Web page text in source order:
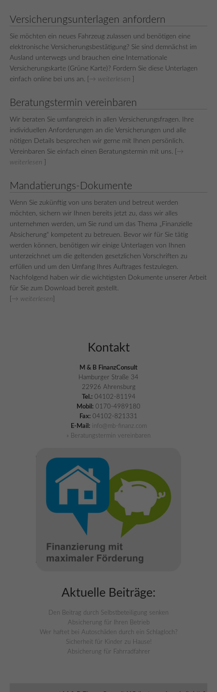
Versicherungsunterlagen anfordern
Sie möchten ein neues Fahrzeug zulassen und benötigen eine
elektronische Versicherungsbestätigung? Sie sind demnächst im
Ausland unterwegs und brauchen eine Internationale
Versicherungskarte (Grüne Karte)? Fordern Sie diese Unterlagen
einfach online bei uns an. [ → weiterlesen
Beratungstermin vereinbaren
Wir beraten Sie umfangreich in allen Versicherungsfragen. Ihre
individuellen Anforderungen an die Versicherungen und alle
nötigen Details besprechen wir gerne mit Ihnen persönlich.
Vereinbaren Sie einfach einen Beratungstermin mit uns. [ →
weiterlesen
Mandatierungs-Dokumente
Wenn Sie zukünftig von uns beraten und betreut werden
möchten, sichern wir Ihnen bereits jetzt zu, dass wir alles
unternehmen werden, um Sie rund um das Thema „Finanzielle
Absicherung“ kompetent zu betreuen. Bevor wir für Sie tätig
werden können, benötigen wir einige Unterlagen von Ihnen
unterzeichnet um die geltenden gesetzlichen Vorschriften zu
erfüllen und um den Umfang Ihres Auftrages festzulegen.
Nachfolgend haben wir die wichtigsten Dokumente unserer Arbeit
für Sie zum Download bereit gestellt.
→ weiterlesen
Kontakt
M & B FinanzConsult
Hamburger Straße 34
22926 Ahrensburg
Tel.:04102-81194
Mobil: 0170-4989180
Fax: 04102-821331
E-Mail: info@mb-finanz.com
» Beratungstermin vereinbaren
Aktuelle Beiträge:
Den Beitrag durch Selbstbeteiligung senken
Absicherung für Ihren Betrieb
Wer haftet bei Autoschäden durch ein Schlagloch?
Sicherheit für Kinder zu Hause!
Absicherung für Fahrradfahrer